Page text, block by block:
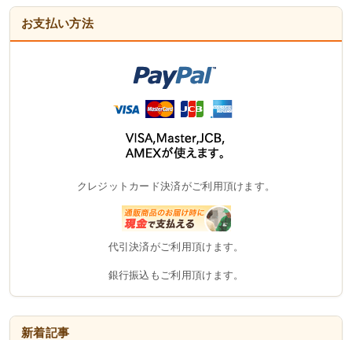
お支払い方法
クレジットカード決済がご利用頂けます。
代引決済がご利用頂けます。
銀行振込もご利用頂けます。
新着記事